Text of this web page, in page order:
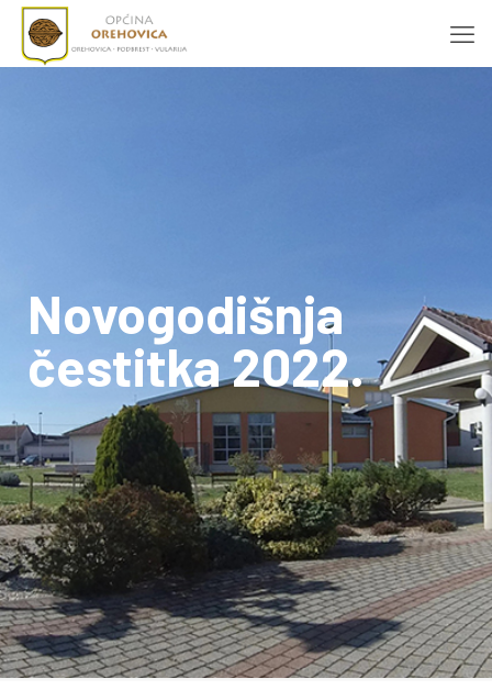
Novogodišnja
čestitka 2022.